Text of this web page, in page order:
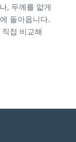
, 두께를 얇게
돌아옵니다.
접 비교해